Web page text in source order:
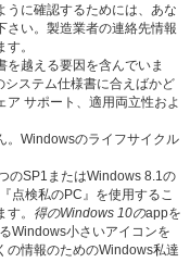
うに確認するためには、あな
さい。製造業者の連絡先情報
。
越える要因を含んでいま
ステム仕様書に合えばかど
ア サポート、適用両立性およ
。Windowsのライフサイクル
のSP1またはWindows 8.1の
点検私のPC』を使用するこ
。 得のWindows 10のappを
Windows小さいアイコンを
の情報のためのWindows私達